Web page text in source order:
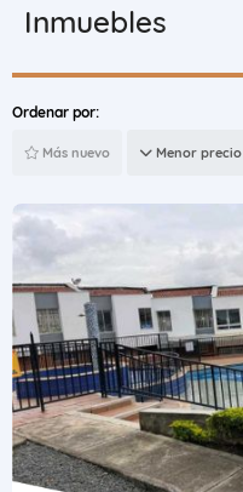
Inmuebles
Ordenar por:
Más nuevo Menor precio